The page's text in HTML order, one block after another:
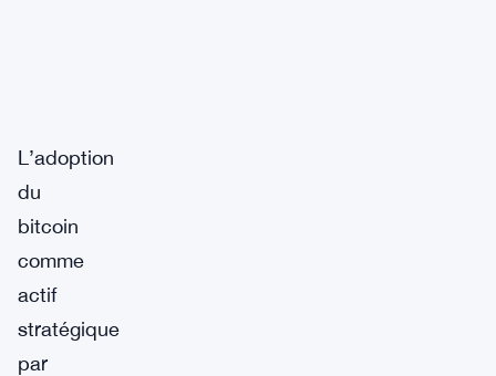
L’adoption
du
bitcoin
comme
actif
stratégique
par